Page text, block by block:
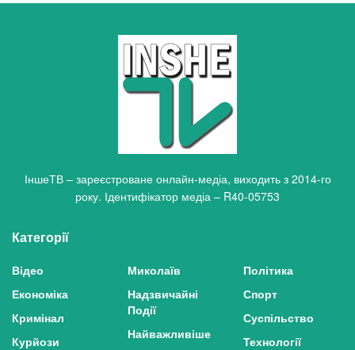
ІншеТВ – зареєстроване онлайн-медіа, виходить з 2014-го
року. Ідентифікатор медіа – R40-05753
Категорії
Відео
Економіка
Кримінал
Курйози
Миколаїв
Надзвичайні
Події
Найважливіше
Політика
Спорт
Суспільство
Технології